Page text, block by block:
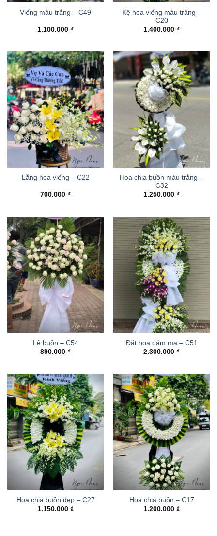
Viếng màu trắng – C49
1.100.000 ₫
Kệ hoa viếng màu trắng –
C20
1.400.000 ₫
Lẵng hoa viếng – C22
700.000 ₫
Hoa chia buồn màu trắng –
C32
1.250.000 ₫
Lệ buồn – C54
890.000 ₫
Đặt hoa đám ma – C51
2.300.000 ₫
Hoa chia buồn đẹp – C27
1.150.000 ₫
Hoa chia buồn – C17
1.200.000 ₫